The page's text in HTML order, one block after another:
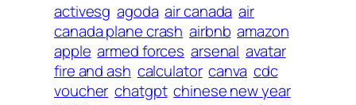
activesg agoda air canada air
canada plane crash airbnb amazon
apple armed forces arsenal avatar
fire and ash calculator canva cdc
voucher chatgpt chinese new year